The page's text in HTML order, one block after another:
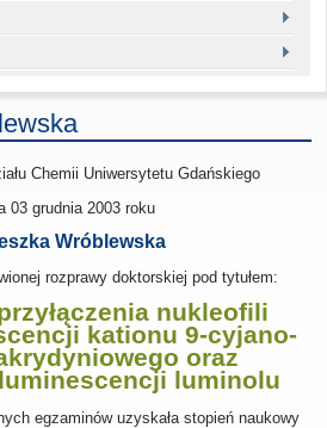
Chemii Uniwersytetu Gdańskiego
03 grudnia 2003 roku
Wróblewska
rozprawy doktorskiej pod tytułem:
nukleofili
kationu 9-cyjano-
oraz
luminolu
egzaminów uzyskała stopień naukowy